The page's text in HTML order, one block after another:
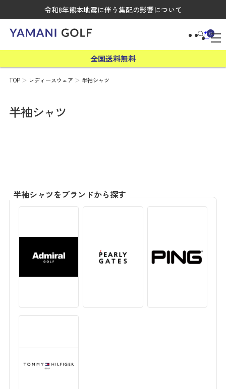
令和8年熊本地震に伴う集配の影響について
0
全国送料無料
TOP レディースウェア 半袖シャツ
半袖シャツ
半袖シャツをブランドから探す